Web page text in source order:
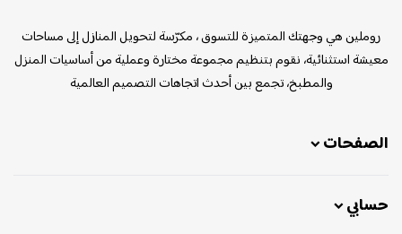
روملين هي وجهتك المتميزة للتسوق ، مكرّسة لتحويل المنازل إلى مساحات
معيشة استثنائية، نقوم بتنظيم مجموعة مختارة وعملية من أساسيات المنزل
والمطبخ، تجمع بين أحدث اتجاهات التصميم العالمية
الصفحات
حسابي